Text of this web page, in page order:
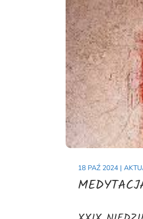
18 PAŹ 2024 |